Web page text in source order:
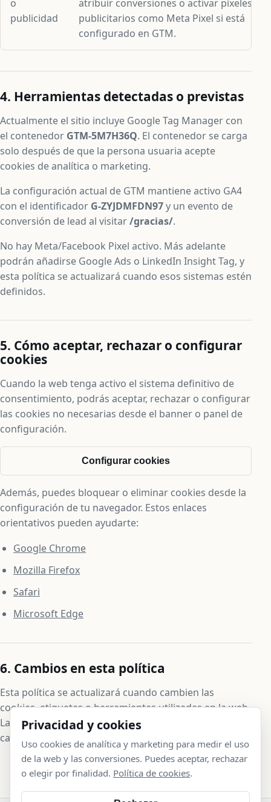
o
publicidad
atribuir conversiones o activar píxeles
publicitarios como Meta Pixel si está
configurado en GTM.
4. Herramientas detectadas o previstas
Actualmente el sitio incluye Google Tag Manager con
el contenedor GTM-5M7H36Q. El contenedor se carga
solo después de que la persona usuaria acepte
cookies de analítica o marketing.
La configuración actual de GTM mantiene activo GA4
con el identificador G-ZYJDMFDN97y un evento de
conversión de lead al visitar/gracias/.
No hay Meta/Facebook Pixel activo. Más adelante
podrán añadirse Google Ads o LinkedIn Insight Tag, y
esta política se actualizará cuando esos sistemas estén
definidos.
5. Cómo aceptar, rechazar o configurar
cookies
Cuando la web tenga activo el sistema definitivo de
consentimiento, podrás aceptar, rechazar o configurar
las cookies no necesarias desde el banner o panel de
configuración.
Configurar cookies
Además, puedes bloquear o eliminar cookies desde la
configuración de tu navegador. Estos enlaces
orientativos pueden ayudarte:
Google Chrome
Mozilla Firefox
Safari
Microsoft Edge
6. Cambios en esta política
Esta política se actualizará cuando cambien las
cookies, etiquetas o herramientas utilizadas en la web.
La versión publicada en esta página será la vigente en
cada momento.
Privacidad y cookies
Uso cookies de analítica y marketing para medir el uso
de la web y las conversiones. Puedes aceptar, rechazar
o elegir por finalidad. Política de cookies.